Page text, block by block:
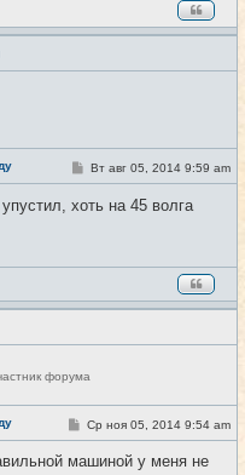
#9
С
о
б
и
Вт авг 05, 2014 9:59 am
хоть на 45 волга
форума
#10
С
о
б
Ср ноя 05, 2014 9:54 am
машиной у меня не